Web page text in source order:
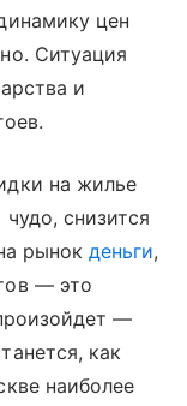
цен
Ситуация
и
на жилье
снизится
рынок деньги,
— это
—
как
наиболее